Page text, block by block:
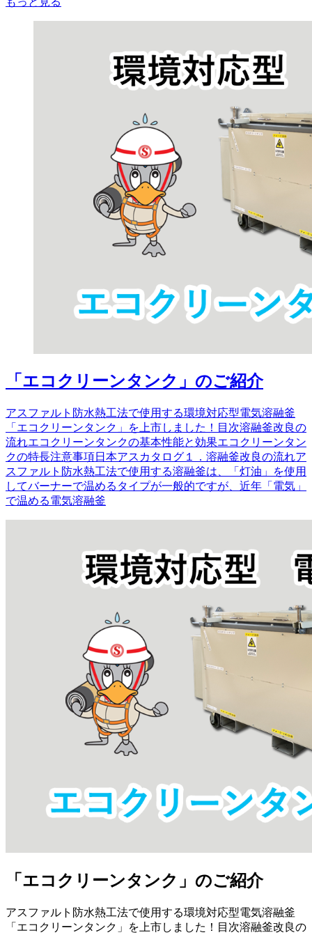
「エコクリーンタンク」のご紹介
アスファルト防水熱工法で使用する環境対応型電気溶融釜
「エコクリーンタンク」を上市しました！目次溶融釜改良の
流れエコクリーンタンクの基本性能と効果エコクリーンタン
クの特長注意事項日本アスカタログ１．溶融釜改良の流れア
スファルト防水熱工法で使用する溶融釜は、「灯油」を使用
してバーナーで温めるタイプが一般的ですが、近年「電気」
で温める電気溶融釜
「エコクリーンタンク」のご紹介
アスファルト防水熱工法で使用する環境対応型電気溶融釜
「エコクリーンタンク」を上市しました！目次溶融釜改良の